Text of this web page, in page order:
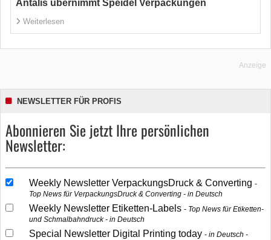
Antalis übernimmt Speidel Verpackungen
Weiterlesen
Anzeige
NEWSLETTER FÜR PROFIS
Abonnieren Sie jetzt Ihre persönlichen
Newsletter:
Weekly Newsletter VerpackungsDruck & Converting
Top News für VerpackungsDruck & Converting - in Deutsch
Weekly Newsletter Etiketten-Labels
Top News für Etiketten-
und Schmalbahndruck - in Deutsch
Special Newsletter Digital Printing today
in Deutsch -